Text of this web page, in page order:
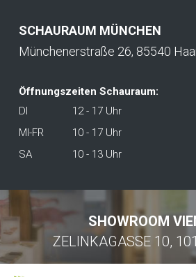
SCHAURAUM MÜNCHEN
Münchenerstraße 26, 85540
Öffnungszeiten Schauraum:
DI
12 - 17 Uhr
MI-FR
10 - 17 Uhr
SA
10 - 13 Uhr
SHOWROOM
ZELINKAGASSE 10,